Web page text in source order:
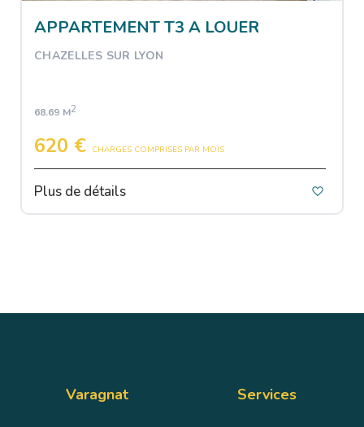
APPARTEMENT T3 A LOUER
CHAZELLES SUR LYON
68.69 M2
620 € CHARGES COMPRISES PAR MOIS
Plus de détails
Varagnat Services